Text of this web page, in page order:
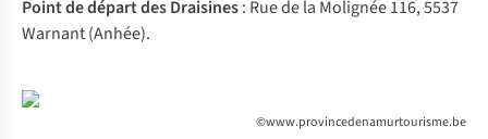
Point de départ des Draisines: Rue de la Molignée 116, 5537
Warnant (Anhée).
©www.provincedenamurtourisme.be